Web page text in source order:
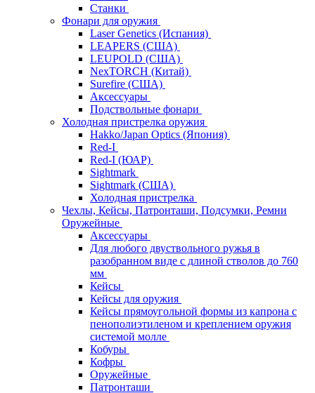
Станки
Фонари для оружия
Laser Genetics (Испания)
LEAPERS (США)
LEUPOLD (США)
NexTORCH (Китай)
Surefire (США)
Аксессуары
Подствольные фонари
Холодная пристрелка оружия
Hakko/Japan Optics (Япония)
Red-I
Red-I (ЮАР)
Sightmark
Sightmark (США)
Холодная пристрелка
Чехлы, Кейсы, Патронташи, Подсумки, Ремни
Оружейные
Аксессуары
Для любого двуствольного ружья в
разобранном виде с длиной стволов до 760
мм
Кейсы
Кейсы для оружия
Кейсы прямоугольной формы из капрона с
пенополиэтиленом и креплением оружия
системой молле
Кобуры
Кофры
Оружейные
Патронташи